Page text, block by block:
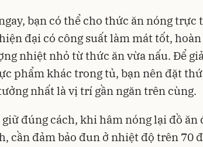
bạn có thể cho thức ăn nóng trực
đại có công suất làm mát tốt,
nhiệt nhỏ từ thức ăn vừa nấu. Để
phẩm khác trong tủ, bạn nên đặt
nhất là vị trí gần ngăn trên cùng.
đúng cách, khi hâm nóng lại đồ ăn
cần đảm bảo đun ở nhiệt độ trên 70